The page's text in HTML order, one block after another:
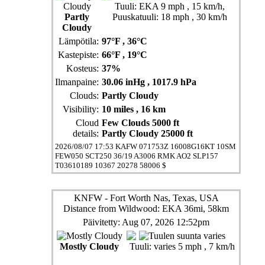
Partly
Cloudy
Tuuli: EKA 9 mph , 15 km/h,
Puuskatuuli: 18 mph , 30 km/h
Lämpötila: 97°F , 36°C
Kastepiste: 66°F , 19°C
Kosteus: 37%
Ilmanpaine: 30.06 inHg , 1017.9 hPa
Clouds: Partly Cloudy
Visibility: 10 miles , 16 km
Cloud
details:
Few Clouds 5000 ft
Partly Cloudy 25000 ft
2026/08/07 17:53 KAFW 071753Z 16008G16KT 10SM
FEW050 SCT250 36/19 A3006 RMK AO2 SLP157
T03610189 10367 20278 58006 $
KNFW - Fort Worth Nas, Texas, USA
Distance from Wildwood: EKA 36mi, 58km
Päivitetty: Aug 07, 2026 12:52pm
Mostly Cloudy Tuuli: varies 5 mph , 7 km/h